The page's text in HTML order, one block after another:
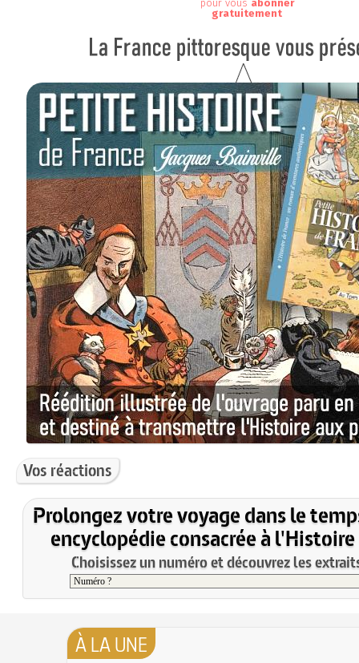
pour vous abonner
gratuitement
Vos réactions
Prolongez votre voyage dans le
encyclopédie consacrée à l'Histoire
Choisissez un numéro et découvrez les
À LA UNE